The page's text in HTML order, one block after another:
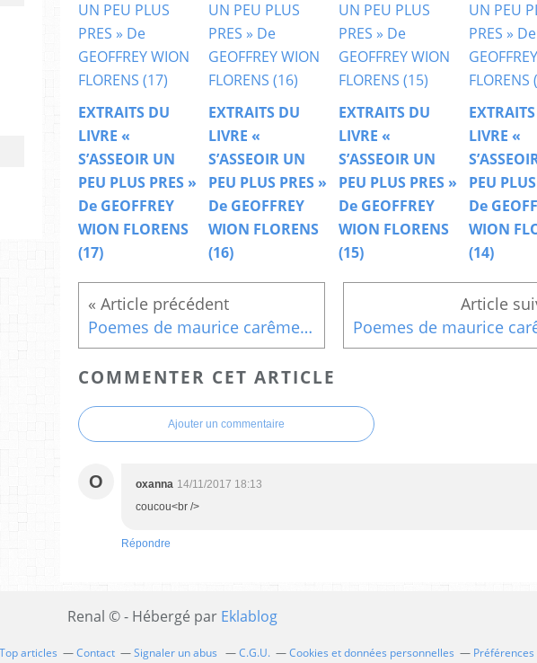
EXTRAITS DU
LIVRE «
S’ASSEOIR UN
PEU PLUS PRES »
De GEOFFREY
WION FLORENS
(17)
EXTRAITS DU
LIVRE «
S’ASSEOIR UN
PEU PLUS PRES »
De GEOFFREY
WION FLORENS
(16)
EXTRAITS DU
LIVRE «
S’ASSEOIR UN
PEU PLUS PRES »
De GEOFFREY
WION FLORENS
(15)
LIVRE «
PEU
De
WION
(14)
Poemes de maurice carême : La mort de Youppi
COMMENTER CET ARTICLE
Ajouter un commentaire
O oxanna 14/11/2017 18:13
coucou<br />
Répondre
Renal © - Hébergé par Eklablog
Top articles Contact Signaler un abus C.G.U. Cookies et données personnelles Préférences